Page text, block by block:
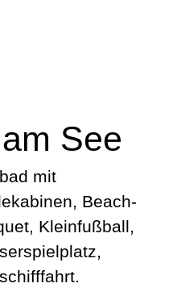
See
mit
Beach-
Kleinfußball,